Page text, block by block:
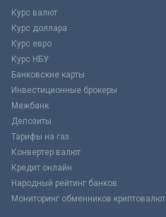
Курс валют
Курс доллара
Курс евро
Курс НБУ
Банковские карты
Инвестиционные брокеры
Межбанк
Депозиты
Тарифы на газ
Конвертер валют
Кредит онлайн
Народный рейтинг банков
Мониторинг обменников криптовалют